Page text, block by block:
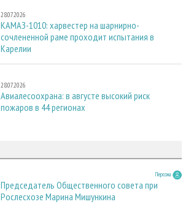
28.07.2026
КАМАЗ-1010: харвестер на шарнирно-
сочлененной раме проходит испытания в
Карелии
28.07.2026
Авиалесоохрана: в августе высокий риск
пожаров в 44 регионах
Персона
Председатель Общественного совета при
Рослесхозе Марина Мишункина